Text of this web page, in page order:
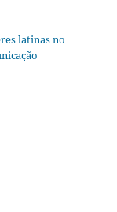
latinas no